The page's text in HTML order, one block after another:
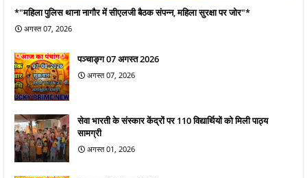
*"महिला पुलिस थाना नागौर में सीएलजी बैठक संपन्न, महिला सुरक्षा पर जोर"*
अगस्त 07, 2026
पञ्चाङ्ग 07 अगस्त 2026
अगस्त 07, 2026
सेवा भारती के संस्कार केंद्रों पर 110 विद्यार्थियों को मिली पाठ्य
सामग्री
अगस्त 01, 2026